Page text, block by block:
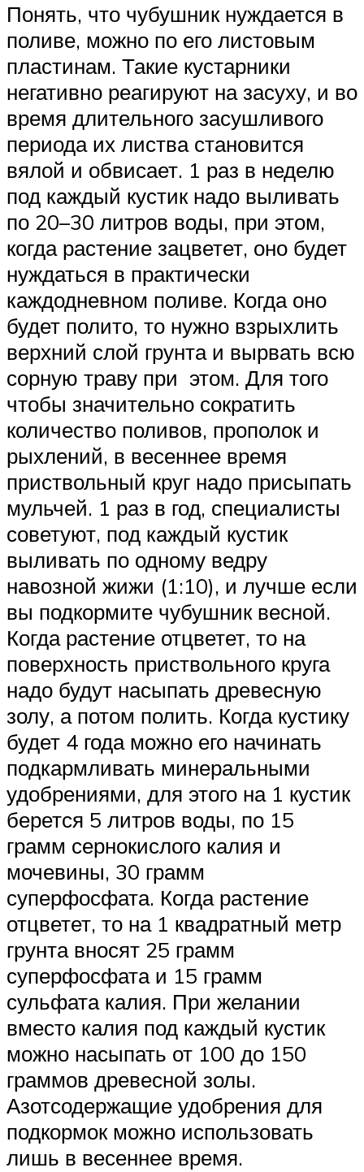
Понять, что чубушник нуждается в
поливе, можно по его листовым
пластинам. Такие кустарники
негативно реагируют на засуху, и во
время длительного засушливого
периода их листва становится
вялой и обвисает. 1 раз в неделю
под каждый кустик надо выливать
по 20–30 литров воды, при этом,
когда растение зацветет, оно будет
нуждаться в практически
каждодневном поливе. Когда оно
будет полито, то нужно взрыхлить
верхний слой грунта и вырвать всю
сорную траву при этом. Для того
чтобы значительно сократить
количество поливов, прополок и
рыхлений, в весеннее время
приствольный круг надо присыпать
мульчей. 1 раз в год, специалисты
советуют, под каждый кустик
выливать по одному ведру
навозной жижи (1:10), и лучше если
вы подкормите чубушник весной.
Когда растение отцветет, то на
поверхность приствольного круга
надо будут насыпать древесную
золу, а потом полить. Когда кустику
будет 4 года можно его начинать
подкармливать минеральными
удобрениями, для этого на 1 кустик
берется 5 литров воды, по 15
грамм сернокислого калия и
мочевины, 30 грамм
суперфосфата. Когда растение
отцветет, то на 1 квадратный метр
грунта вносят 25 грамм
суперфосфата и 15 грамм
сульфата калия. При желании
вместо калия под каждый кустик
можно насыпать от 100 до 150
граммов древесной золы.
Азотсодержащие удобрения для
подкормок можно использовать
лишь в весеннее время.